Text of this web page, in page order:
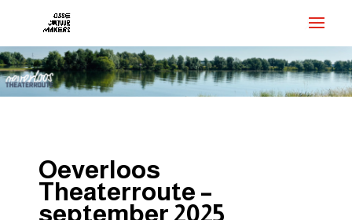
Oeverloos
Theaterroute –
september 2025